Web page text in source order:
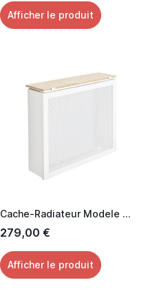
Afficher le produit
Cache-Radiateur Modele Grillage Trèfle
279,00 €
Afficher le produit